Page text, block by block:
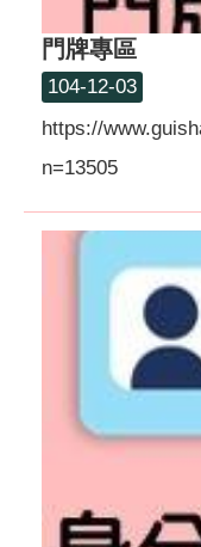
門牌專區
104-12-03
https://
n=13505